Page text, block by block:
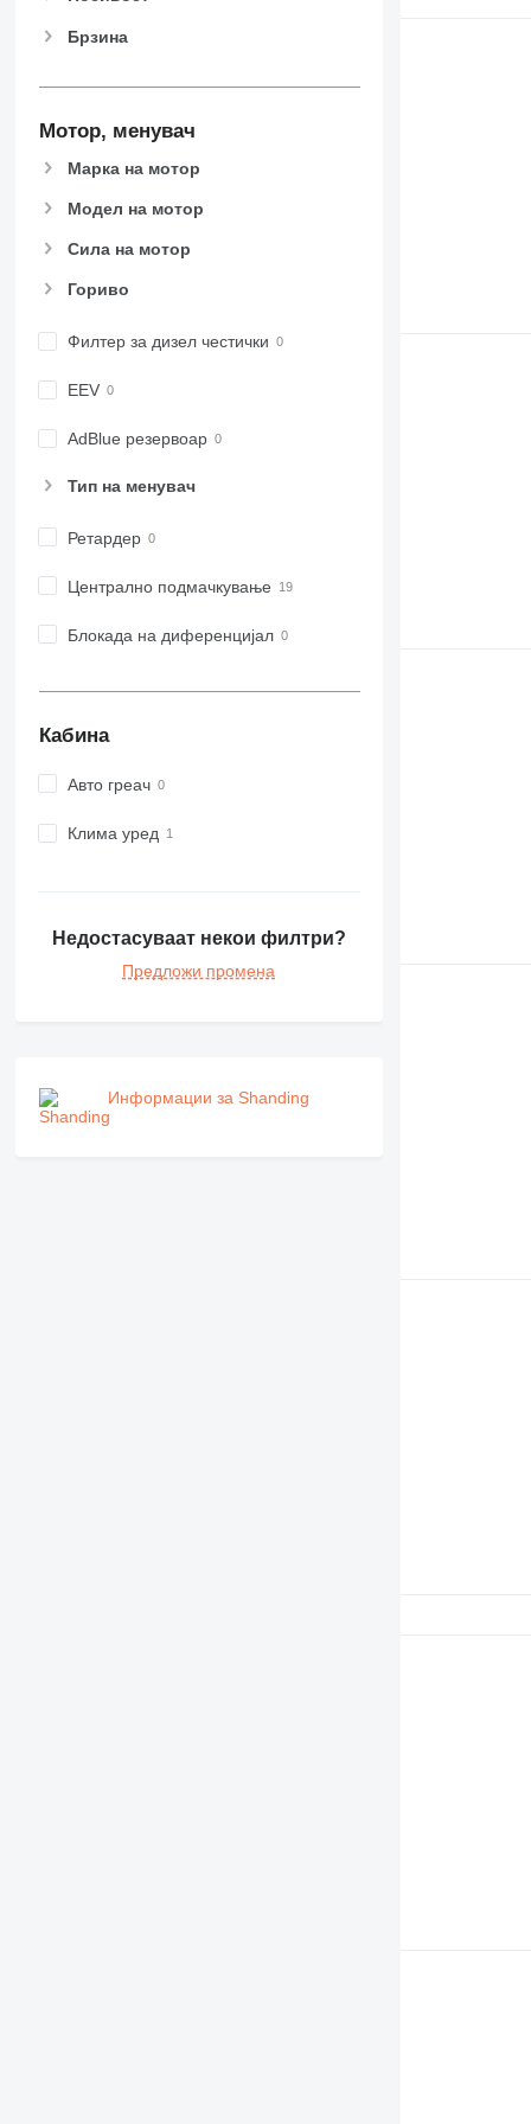
908
918
926
928
950
955
962
966
973
982
988
992
C-series
D series
F-series
MH
Брзина
Мотор, менувач
Марка на мотор
Модел на мотор
Сила на мотор
Гориво
Филтер за дизел честички
EEV
AdBlue резервоар
Тип на менувач
Ретардер
Централно подмачкување
Блокада на диференцијал
Кабина
Авто греач
Клима уред
Недостасуваат некои филтри?
Предложи промена
Информации за Shanding